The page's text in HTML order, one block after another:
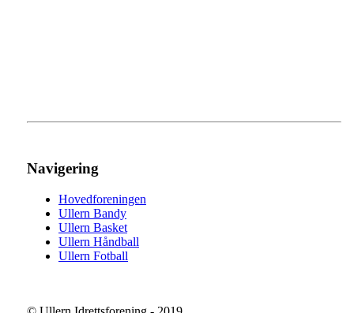
Navigering
Hovedforeningen
Ullern Bandy
Ullern Basket
Ullern Håndball
Ullern Fotball